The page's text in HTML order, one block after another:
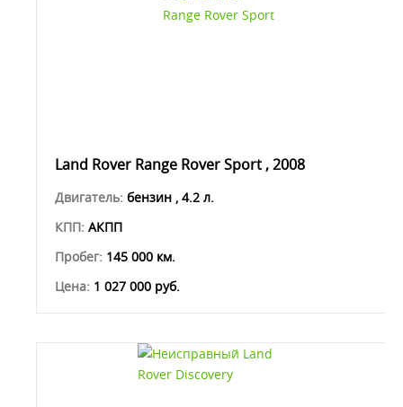
Land Rover Range Rover Sport , 2008
Двигатель: бензин , 4.2 л.
КПП: АКПП
Пробег: 145 000 км.
Цена: 1 027 000 руб.